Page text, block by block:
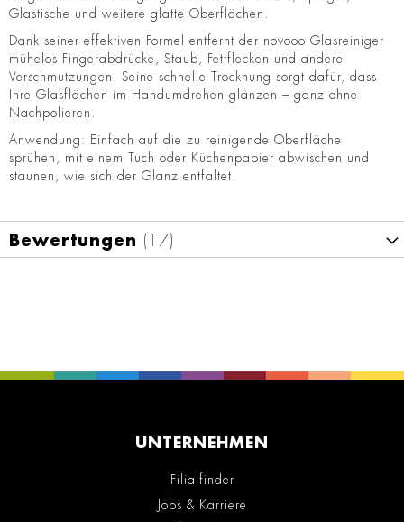
Glastische und weitere glatte Oberflächen.
Dank seiner effektiven Formel entfernt der novooo Glasreiniger
mühelos Fingerabdrücke, Staub, Fettflecken und andere
Verschmutzungen. Seine schnelle Trocknung sorgt dafür, dass
Ihre Glasflächen im Handumdrehen glänzen – ganz ohne
Nachpolieren.
Anwendung: Einfach auf die zu reinigende Oberfläche
sprühen, mit einem Tuch oder Küchenpapier abwischen und
staunen, wie sich der Glanz entfaltet.
Bewertungen 17
UNTERNEHMEN
Filialfinder
Jobs & Karriere